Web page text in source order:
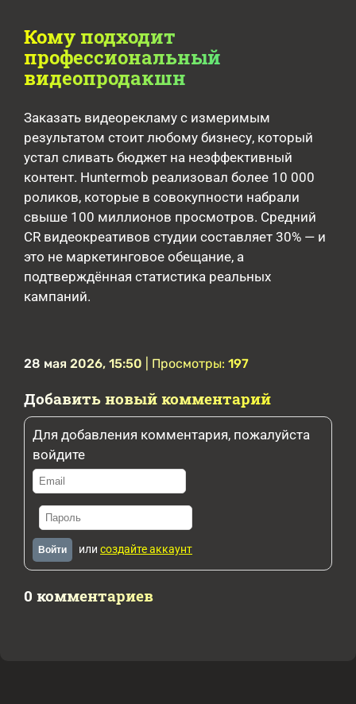
Кому подходит
профессиональный
видеопродакшн
Заказать видеорекламу с измеримым
результатом стоит любому бизнесу, который
устал сливать бюджет на неэффективный
контент. Huntermob реализовал более 10 000
роликов, которые в совокупности набрали
свыше 100 миллионов просмотров. Средний
CR видеокреативов студии составляет 30% — и
это не маркетинговое обещание, а
подтверждённая статистика реальных
кампаний.
28 мая 2026, 15:50 | Просмотры: 197
Добавить новый комментарий
Для добавления комментария, пожалуйста
войдите
Войти или создайте аккаунт
0 комментариев